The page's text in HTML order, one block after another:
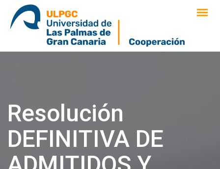
saltar
contenido
Resolución
DEFINITIVA DE